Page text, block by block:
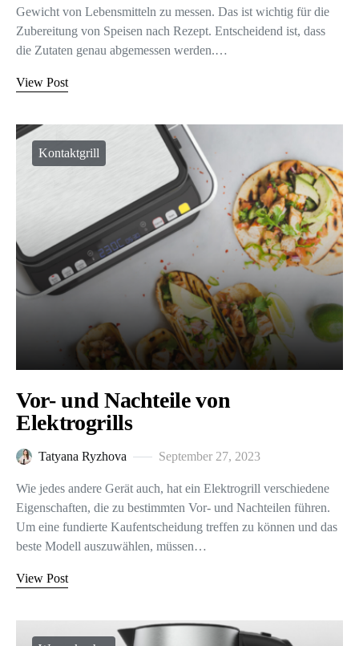
Gewicht von Lebensmitteln zu messen. Das ist wichtig für die
Zubereitung von Speisen nach Rezept. Entscheidend ist, dass
die Zutaten genau abgemessen werden.…
View Post
Kontaktgrill
Vor- und Nachteile von
Elektrogrills
Tatyana Ryzhova September 27, 2023
Wie jedes andere Gerät auch, hat ein Elektrogrill verschiedene
Eigenschaften, die zu bestimmten Vor- und Nachteilen führen.
Um eine fundierte Kaufentscheidung treffen zu können und das
beste Modell auszuwählen, müssen…
View Post